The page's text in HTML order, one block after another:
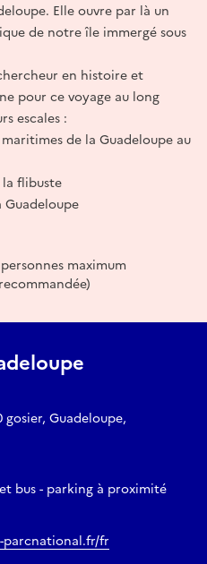
Elle ouvre par là un
de notre île immergé sous
en histoire et
pour ce voyage au long
escales :
de la Guadeloupe au
flibuste
Guadeloupe
maximum
Guadeloupe,
bus - parking à proximité
parcnational.fr/fr